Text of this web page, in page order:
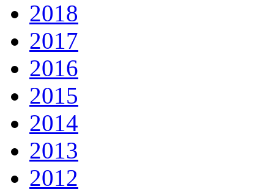
2018
2017
2016
2015
2014
2013
2012